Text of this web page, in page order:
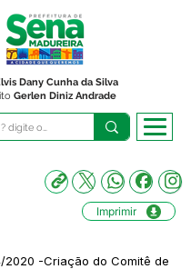
Gerlen Diniz Andrade
Dany Cunha da Silva
Imprimir
2020 -Criação do Comitê de